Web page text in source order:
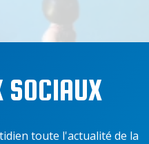
SOCIAUX
toute l'actualité de la